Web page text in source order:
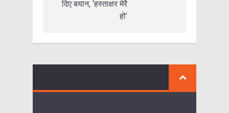
दिए बयान, ‘हस्ताक्षर मेरै
हो’